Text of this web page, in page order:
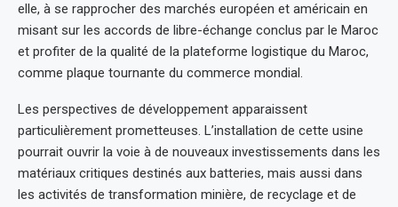
elle, à se rapprocher des marchés européen et américain en
misant sur les accords de libre-échange conclus par le Maroc
et profiter de la qualité de la plateforme logistique du Maroc,
comme plaque tournante du commerce mondial.
Les perspectives de développement apparaissent
particulièrement prometteuses. L’installation de cette usine
pourrait ouvrir la voie à de nouveaux investissements dans les
matériaux critiques destinés aux batteries, mais aussi dans
les activités de transformation minière, de recyclage et de